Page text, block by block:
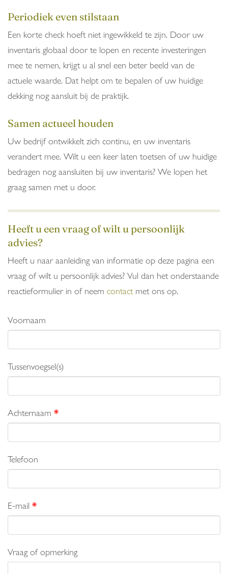
Periodiek even stilstaan
Een korte check hoeft niet ingewikkeld te zijn. Door uw
inventaris globaal door te lopen en recente investeringen
mee te nemen, krijgt u al snel een beter beeld van de
actuele waarde. Dat helpt om te bepalen of uw huidige
dekking nog aansluit bij de praktijk.
Samen actueel houden
Uw bedrijf ontwikkelt zich continu, en uw inventaris
verandert mee. Wilt u een keer laten toetsen of uw huidige
bedragen nog aansluiten bij uw inventaris? We lopen het
graag samen met u door.
Heeft u een vraag of wilt u persoonlijk
advies?
Heeft u naar aanleiding van informatie op deze pagina een
vraag of wilt u persoonlijk advies? Vul dan het onderstaande
reactieformulier in of neem contactmet ons op.
Voornaam
Tussenvoegsel(s)
Achternaam *
Telefoon
E-mail *
Vraag of opmerking